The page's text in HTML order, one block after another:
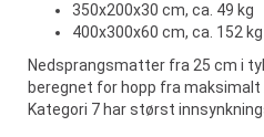
350x200x30 cm, ca. 49 kg
400x300x60 cm, ca. 152 kg
Nedsprangsmatter fra 25 cm i
beregnet for hopp fra maksimalt
Kategori 7 har størst